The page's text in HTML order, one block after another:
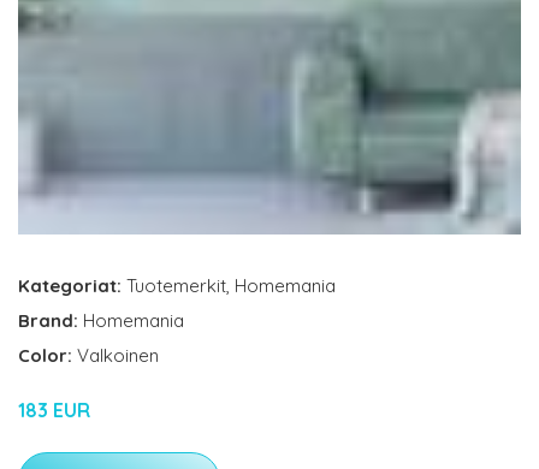
Kategoriat: Tuotemerkit, Homemania
Brand: Homemania
Color: Valkoinen
183 EUR